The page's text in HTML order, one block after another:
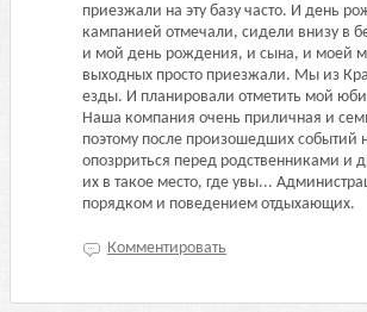
приезжали на эту базу часто. И день
кампанией отмечали, сидели внизу в
и мой день рождения, и сына, и моей
выходных просто приезжали. Мы из
езды. И планировали отметить мой
Наша компания очень приличная и
поэтому после произошедших событий
опозрриться перед родственниками и
их в такое место, где увы...
порядком и поведением отдыхающих.
Комментировать